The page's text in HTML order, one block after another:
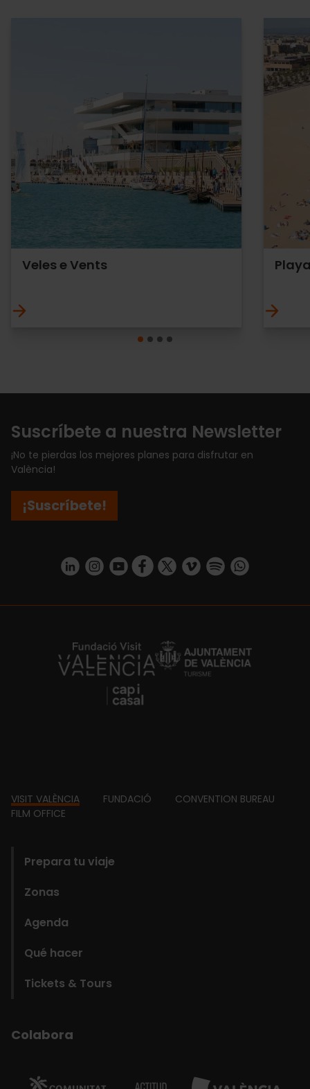
Veles e Vents
Suscríbete a nuestra Newsletter
¡No te pierdas los mejores planes para disfrutar en
València!
¡Suscríbete!
https://www.linkedin.com/company/turismo-valencia/mycompany/
https://www.instagram.com/visit_valencia/
https://www.youtube.com/user/
https://www.facebook.com/
https://twitter.com/
https://vimeo.com/
https://https://api.whatsapp.com/
https://fundacion.visitvalencia.com/
Footer
VISIT VALÈNCIA FUNDACIÓ
CONVENTION BUREAU
FILM OFFICE
Prepara tu viaje
Zonas
Agenda
Qué hacer
Tickets & Tours
Colabora